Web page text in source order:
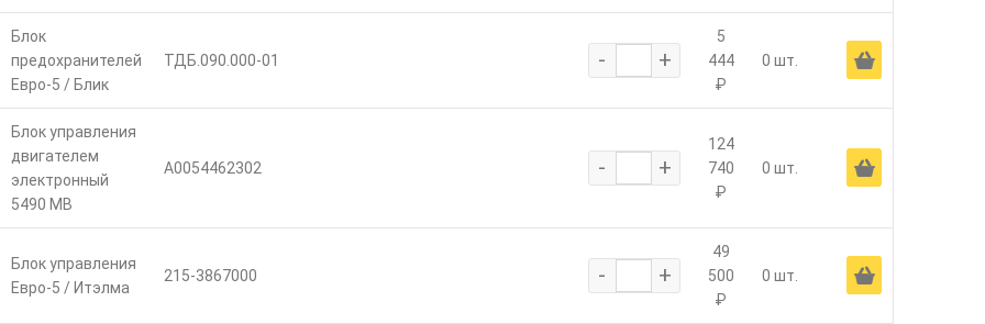
Блок
предохранителей
Евро-5 / Блик
ТДБ.090.000-01 - +
5
444
₽
0 шт. Ä
Блок управления
двигателем
электронный
5490 MB
А0054462302 - +
124
740
₽
0 шт. Ä
Блок управления
Евро-5 / Итэлма
215-3867000 - +
49
500
₽
0 шт. Ä